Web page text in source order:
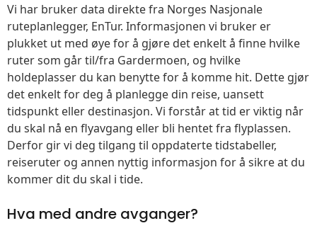
Vi har bruker data direkte fra Norges Nasjonale
ruteplanlegger, EnTur. Informasjonen vi bruker er
plukket ut med øye for å gjøre det enkelt å finne hvilke
ruter som går til/fra Gardermoen, og hvilke
holdeplasser du kan benytte for å komme hit. Dette gjør
det enkelt for deg å planlegge din reise, uansett
tidspunkt eller destinasjon. Vi forstår at tid er viktig når
du skal nå en flyavgang eller bli hentet fra flyplassen.
Derfor gir vi deg tilgang til oppdaterte tidstabeller,
reiseruter og annen nyttig informasjon for å sikre at du
kommer dit du skal i tide.
Hva med andre avganger?